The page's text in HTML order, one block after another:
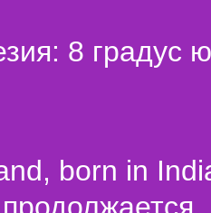
8 градус
born in